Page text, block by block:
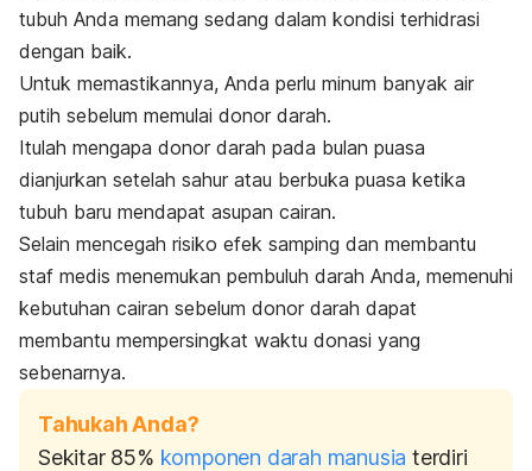
tubuh Anda memang sedang dalam kondisi terhidrasi
dengan baik.
Untuk memastikannya, Anda perlu minum banyak air
putih sebelum memulai donor darah.
Itulah mengapa donor darah pada bulan puasa
dianjurkan setelah sahur atau berbuka puasa ketika
tubuh baru mendapat asupan cairan.
Selain mencegah risiko efek samping dan membantu
staf medis menemukan pembuluh darah Anda, memenuhi
kebutuhan cairan sebelum donor darah dapat
membantu mempersingkat waktu donasi yang
sebenarnya.
Tahukah Anda?
Sekitar 85% komponen darah manusia terdiri